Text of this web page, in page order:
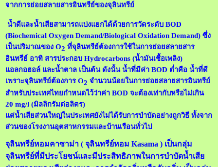
จากการย่อยสลายสารอินทรีย์ของจุลินทรีย์
น้ำดีและน้ำเสียสามารถแบ่งแยกได้ด้วยการวัดระดับ BOD
(Biochemical Oxygen Demand/Biological Oxidation Demand)ซึ่ง
เป็นปริมาณของ O2 ที่จุลินทรีย์ต้องการใช้ในการย่อยสลายสาร
อินทรีย์ อาทิ สารประกอบ Hydrocarbons(น้ำมันเชื้อเพลิง)
แอลกอฮอล์ และน้ำตาล เป็นต้น ดังนั้น น้ำที่มีค่า BOD ต่ำคือ น้ำที่ดี
เพราะจุลินทรีย์ต้องการ O2 จำนวนน้อยในการย่อยสลายสารอินทรีย์
สำหรับประเทศไทยกำหนดไว้ว่าค่า BODจะต้องเท่ากับหรือไม่เกิน
20 mg/l (มิลลิกรัมต่อลิตร)
แต่น้ำเสียส่วนใหญ่ในประเทศยังไม่ได้รับการบำบัดอย่างถูกวิธี ทั้งจาก
ส่วนของโรงงานอุตสาหกรรมและบ้านเรือนทั่วไป
จุลินทรีย์หอมคาซาม่า ( จุลินทรีย์หอม Kasama ) เป็นกลุ่ม
จุลินทรีย์ที่มีประโยชน์และมีประสิทธิภาพในการบำบัดน้ำเสีย